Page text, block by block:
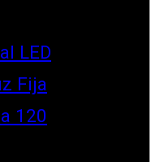
LED
Fija
120